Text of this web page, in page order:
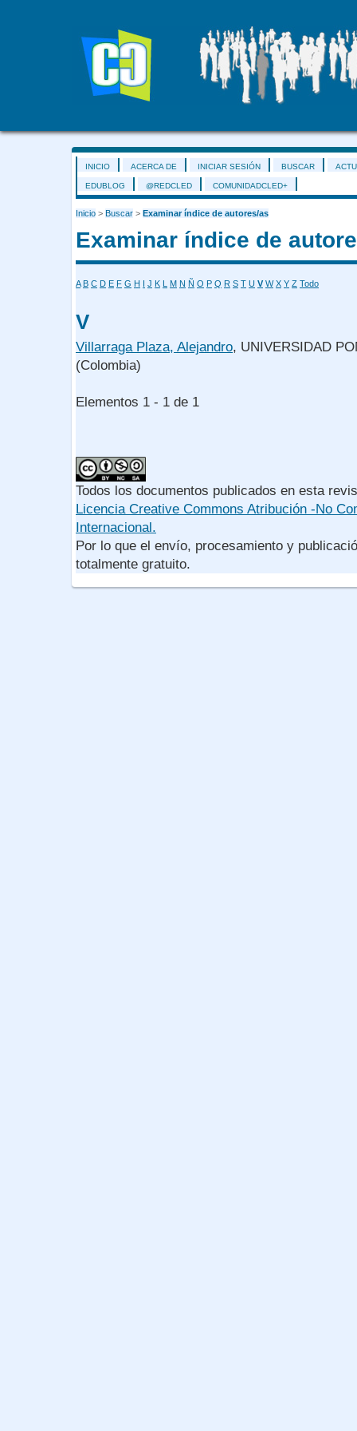
INICIO ACERCA DE INICIAR SESIÓN BUSCAR
EDUBLOG @REDCLED COMUNIDADCLED+
Inicio > Buscar > Examinar índice de autores/as
Examinar índice de
A B C D E F G H I J K L M N Ñ O P Q R S T U V W X Y Z Todo
V
Villarraga Plaza, Alejandro, UNIVERSIDAD
(Colombia)
Elementos 1 - 1 de 1
Todos los documentos publicados en esta
Licencia Creative Commons Atribución -No
Internacional.
Por lo que el envío, procesamiento y
totalmente gratuito.